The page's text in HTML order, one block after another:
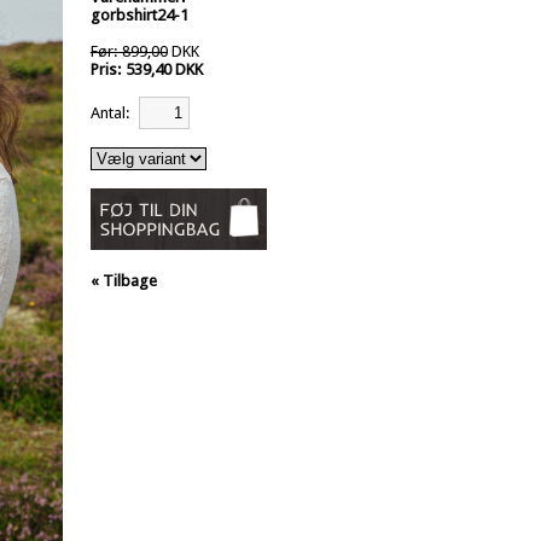
gorbshirt24-1
Før: 899,00DKK
Pris: 539,40 DKK
Antal:
« Tilbage